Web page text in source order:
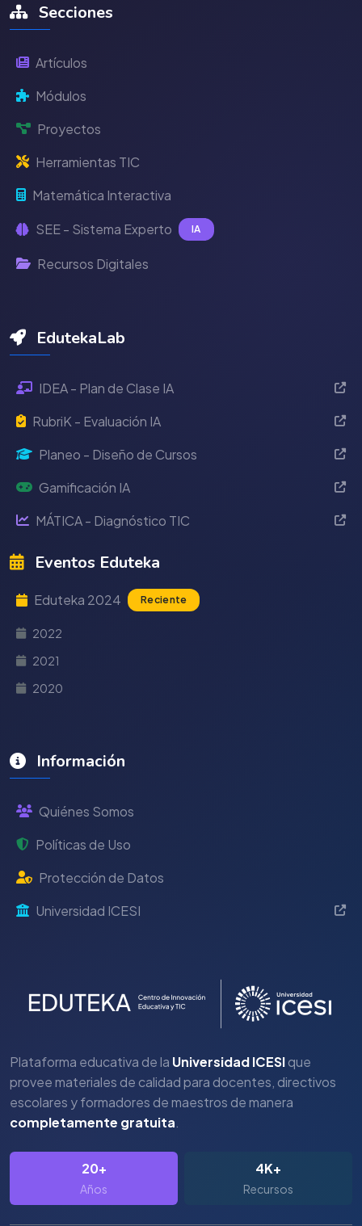
Secciones
Artículos
Módulos
Proyectos
Herramientas TIC
Matemática Interactiva
SEE - Sistema Experto IA
Recursos Digitales
EdutekaLab
IDEA - Plan de Clase IA
RubriK - Evaluación IA
Planeo - Diseño de Cursos
Gamificación IA
MÁTICA - Diagnóstico TIC
Eventos Eduteka
Eduteka 2024 Reciente
2022
2021
2020
Información
Quiénes Somos
Políticas de Uso
Protección de Datos
Universidad ICESI
Plataforma educativa de la Universidad ICESIque
provee materiales de calidad para docentes, directivos
escolares y formadores de maestros de manera
completamente gratuita.
20+
Años
4K+
Recursos